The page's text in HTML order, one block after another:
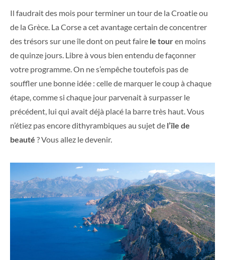
Il faudrait des mois pour terminer un tour de la Croatie ou
de la Grèce. La Corse a cet avantage certain de concentrer
des trésors sur une île dont on peut faire le touren moins
de quinze jours. Libre à vous bien entendu de façonner
votre programme. On ne s’empêche toutefois pas de
souffler une bonne idée : celle de marquer le coup à chaque
étape, comme si chaque jour parvenait à surpasser le
précédent, lui qui avait déjà placé la barre très haut. Vous
n’étiez pas encore dithyrambiques au sujet de l’île de
beauté ? Vous allez le devenir.